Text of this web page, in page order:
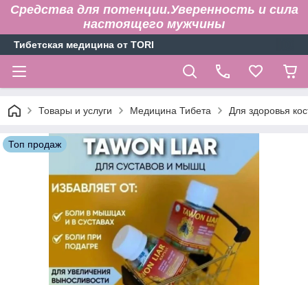
Средства для потенции.Уверенность и сила
настоящего мужчины
Тибетская медицина от TORI
Товары и услуги Медицина Тибета Для здоровья
Топ продаж